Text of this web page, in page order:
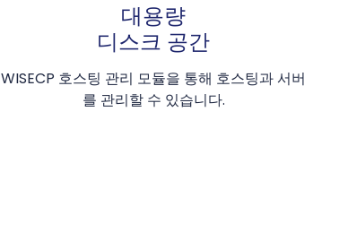
대용량
디스크 공간
WISECP 호스팅 관리 모듈을 통해 호스팅과 서버
를 관리할 수 있습니다.